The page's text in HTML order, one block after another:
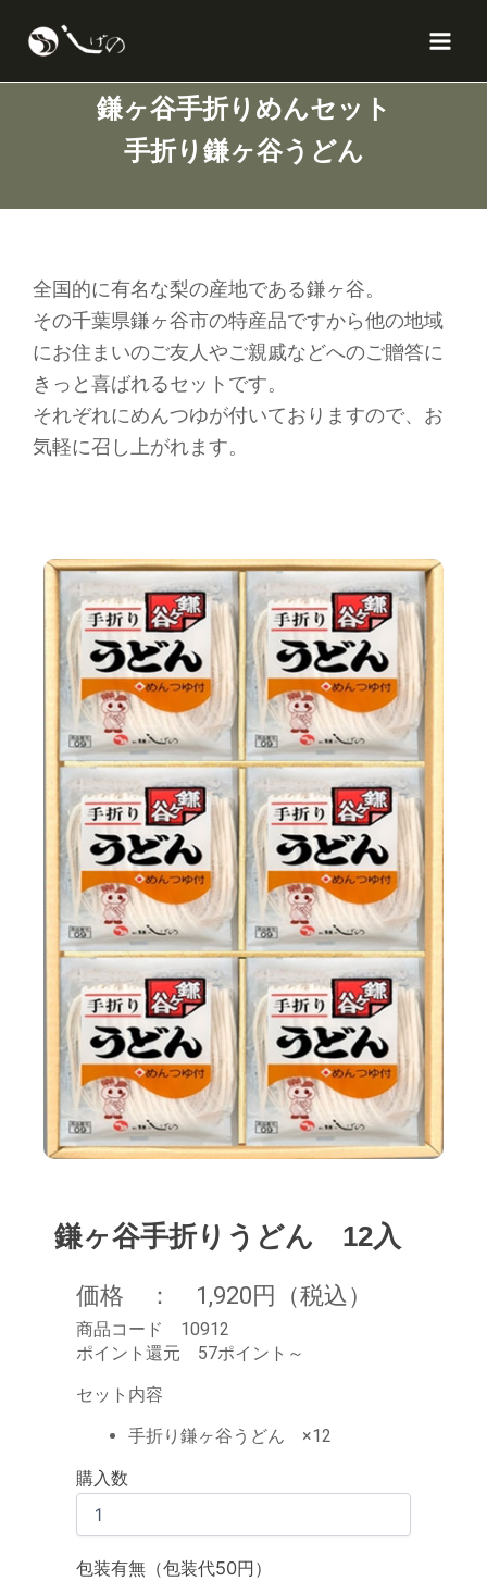
鎌ヶ谷手折りめんセット
手折り鎌ヶ谷うどん
全国的に有名な梨の産地である鎌ヶ谷。
その千葉県鎌ヶ谷市の特産品ですから他の地域
にお住まいのご友人やご親戚などへのご贈答に
きっと喜ばれるセットです。
それぞれにめんつゆが付いておりますので、お
気軽に召し上がれます。
鎌ヶ谷手折りうどん 12入
価格 ： 1,920円（税込）
商品コード 10912
ポイント還元 57ポイント～
セット内容
手折り鎌ヶ谷うどん ×12
購入数
包装有無（包装代50円）